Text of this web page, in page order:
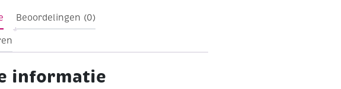
Beoordelingen (0)
informatie